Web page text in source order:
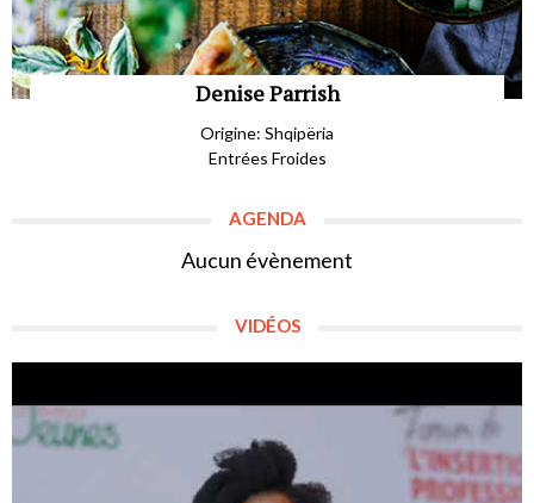
Denise Parrish
Origine: Shqipëria
Entrées Froides
AGENDA
Aucun évènement
VIDÉOS